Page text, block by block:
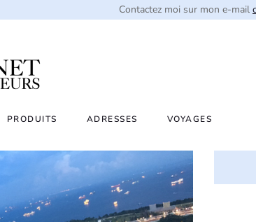
Contactez moi sur mon e-mail
PRODUITS ADRESSES VOYAGES